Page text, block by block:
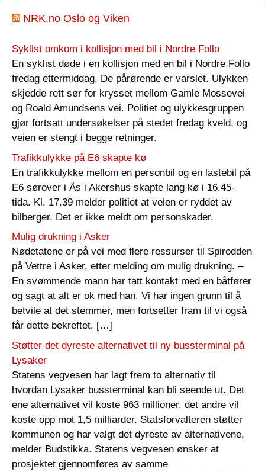
NRK.no Oslo og Viken
Syklist omkom i kollisjon med bil i Nordre Follo
En syklist døde i en kollisjon med en bil i Nordre Follo
fredag ettermiddag. De pårørende er varslet. Ulykken
skjedde rett sør for krysset mellom Gamle Mossevei
og Roald Amundsens vei. Politiet og ulykkesgruppen
gjør fortsatt undersøkelser på stedet fredag kveld, og
veien er stengt i begge retninger.
Trafikkulykke på E6 skapte kø
En trafikkulykke mellom en personbil og en lastebil på
E6 sørover i Ås i Akershus skapte lang kø i 16.45-
tida. Kl. 17.39 melder politiet at veien er ryddet av
bilberger. Det er ikke meldt om personskader.
Mulig drukning i Asker
Nødetatene er på vei med flere ressurser til Spirodden
på Vettre i Asker, etter melding om mulig drukning. –
En svømmende mann har tatt kontakt med en båtfører
og sagt at alt er ok med han. Vi har ingen grunn til å
betvile at det stemmer, men fortsetter fram til vi også
får dette bekreftet, […]
Støtter det dyreste alternativet til ny bussterminal på
Lysaker
Statens vegvesen har lagt frem to alternativ til
hvordan Lysaker bussterminal kan bli seende ut. Det
ene alternativet vil koste 963 millioner, det andre vil
koste opp mot 1,5 milliarder. Statsforvalteren støtter
kommunen og har valgt det dyreste av alternativene,
melder Budstikka. Statens vegvesen ønsker at
prosjektet gjennomføres av samme